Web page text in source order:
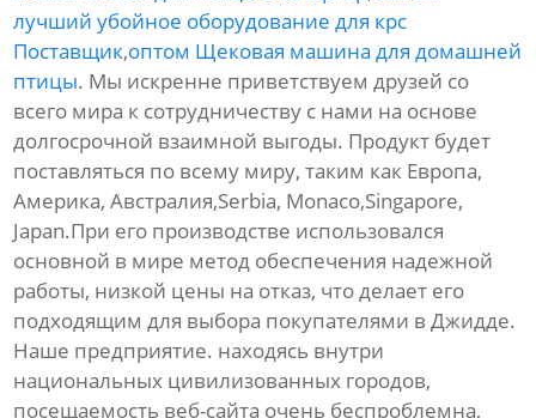
лучший убойное оборудование для крс
Поставщик,оптом Щековая машина для домашней
птицы. Мы искренне приветствуем друзей со
всего мира к сотрудничеству с нами на основе
долгосрочной взаимной выгоды. Продукт будет
поставляться по всему миру, таким как Европа,
Америка, Австралия,Serbia, Monaco,Singapore,
Japan.При его производстве использовался
основной в мире метод обеспечения надежной
работы, низкой цены на отказ, что делает его
подходящим для выбора покупателями в Джидде.
Наше предприятие. находясь внутри
национальных цивилизованных городов,
посещаемость веб-сайта очень беспроблемна,